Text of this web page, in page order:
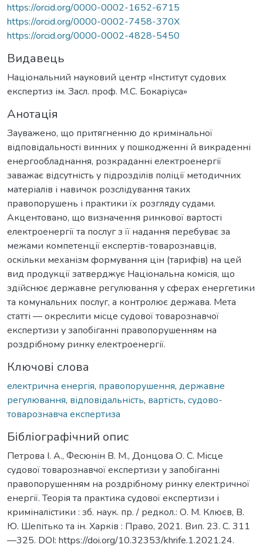
https://orcid.org/0000-0002-1652-6715
https://orcid.org/0000-0002-7458-370X
https://orcid.org/0000-0002-4828-5450
Видавець
Національний науковий центр «Інститут судових
експертиз ім. Засл. проф. М.С. Бокаріуса»
Анотація
Зауважено, що притягненню до кримінальної
відповідальності винних у пошкодженні й викраденні
енергообладнання, розкраданні електроенергії
заважає відсутність у підрозділів поліції методичних
матеріалів і навичок розслідування таких
правопорушень і практики їх розгляду судами.
Акцентовано, що визначення ринкової вартості
електроенергії та послуг з її надання перебуває за
межами компетенції експертів-товарознавців,
оскільки механізм формування цін (тарифів) на цей
вид продукції затверджує Національна комісія, що
здійснює державне регулювання у сферах енергетики
та комунальних послуг, а контролює держава. Мета
статті — окреслити місце судової товарознавчої
експертизи у запобіганні правопорушенням на
роздрібному ринку електроенергії.
Ключові слова
електрична енергія, правопорушення, державне
регулювання, відповідальність, вартість, судово-
товарознавча експертиза
Бібліографічний опис
Петрова І. А., Фесюнін В. М., Донцова О. С. Місце
судової товарознавчої експертизи у запобіганні
правопорушенням на роздрібному ринку електричної
енергії. Теорія та практика судової експертизи і
криміналістики : зб. наук. пр. / редкол.: О. М. Клюєв, В.
Ю. Шепітько та ін. Харків : Право, 2021. Вип. 23. С. 311
—325. DOI: https://doi.org/10.32353/khrife.1.2021.24.